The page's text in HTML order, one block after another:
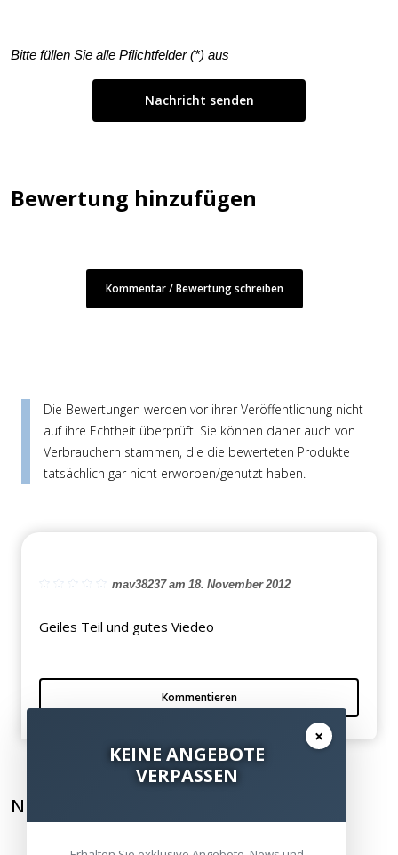
Bitte füllen Sie alle Pflichtfelder (*) aus
Bewertung hinzufügen
Kommentar / Bewertung schreiben
Die Bewertungen werden vor ihrer Veröffentlichung nicht
auf ihre Echtheit überprüft. Sie können daher auch von
Verbrauchern stammen, die die bewerteten Produkte
tatsächlich gar nicht erworben/genutzt haben.
mav38237 am 18. November 2012
Geiles Teil und gutes Viedeo
Kommentieren
NEWSLETTER ABONNIEREN
×
KEINE ANGEBOTE
VERPASSEN